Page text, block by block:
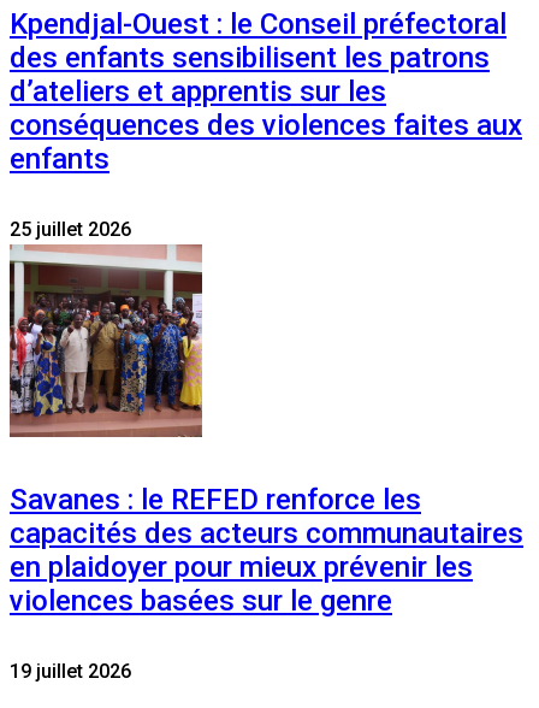
Kpendjal-Ouest : le Conseil préfectoral
des enfants sensibilisent les patrons
d’ateliers et apprentis sur les
conséquences des violences faites aux
enfants
25 juillet 2026
Savanes : le REFED renforce les
capacités des acteurs communautaires
en plaidoyer pour mieux prévenir les
violences basées sur le genre
19 juillet 2026